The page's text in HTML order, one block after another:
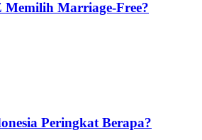
Memilih Marriage-Free?
Peringkat Berapa?